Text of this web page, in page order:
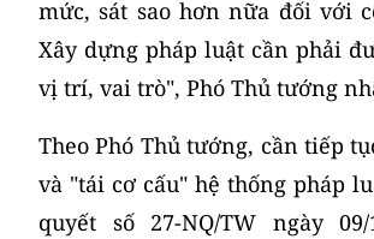
mức, sát sao hơn nữa đối với
Xây dựng pháp luật cần phải
vị trí, vai trò", Phó Thủ tướng
Theo Phó Thủ tướng, cần tiếp
và "tái cơ cấu" hệ thống pháp
quyết số 27-NQ/TW ngày 09/